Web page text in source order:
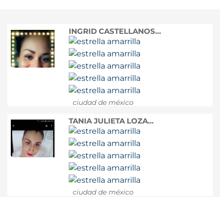
INGRID CASTELLANOS...
ciudad de méxico
TANIA JULIETA LOZA...
ciudad de méxico